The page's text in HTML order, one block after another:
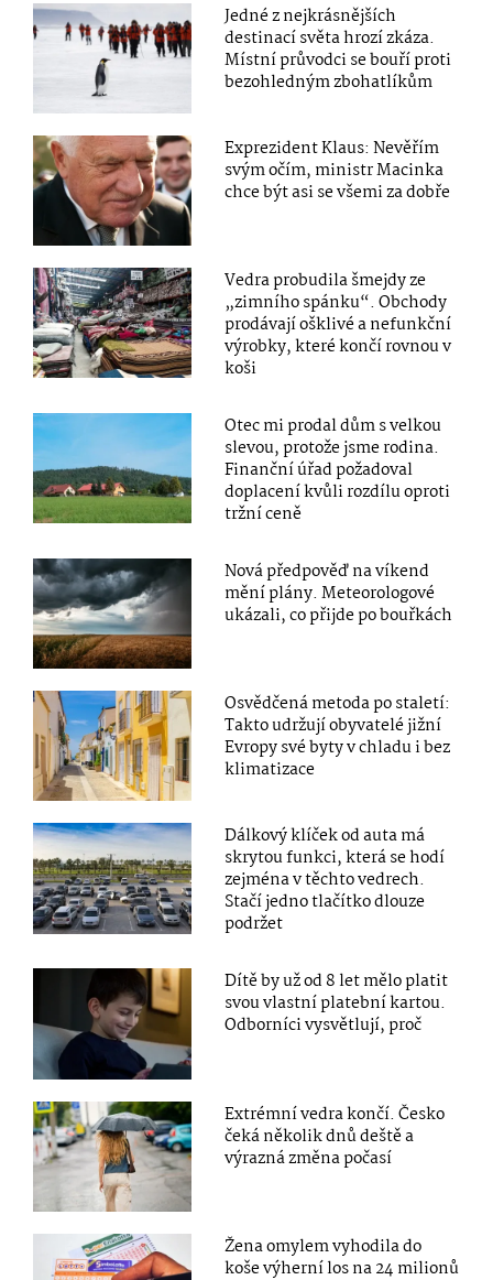
Jedné z nejkrásnějších
destinací světa hrozí zkáza.
Místní průvodci se bouří proti
bezohledným zbohatlíkům
Exprezident Klaus: Nevěřím
svým očím, ministr Macinka
chce být asi se všemi za dobře
Vedra probudila šmejdy ze
„zimního spánku“. Obchody
prodávají ošklivé a nefunkční
výrobky, které končí rovnou v
koši
Otec mi prodal dům s velkou
slevou, protože jsme rodina.
Finanční úřad požadoval
doplacení kvůli rozdílu oproti
tržní ceně
Nová předpověď na víkend
mění plány. Meteorologové
ukázali, co přijde po bouřkách
Osvědčená metoda po staletí:
Takto udržují obyvatelé jižní
Evropy své byty v chladu i bez
klimatizace
Dálkový klíček od auta má
skrytou funkci, která se hodí
zejména v těchto vedrech.
Stačí jedno tlačítko dlouze
podržet
Dítě by už od 8 let mělo platit
svou vlastní platební kartou.
Odborníci vysvětlují, proč
Extrémní vedra končí. Česko
čeká několik dnů deště a
výrazná změna počasí
Žena omylem vyhodila do
koše výherní los na 24 milionů